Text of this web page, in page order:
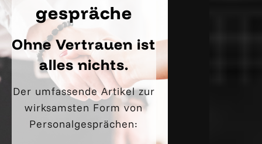
gespräche
Ohne Vertrauen ist
alles nichts.
Der umfassende Artikel zur
wirksamsten Form von
Personalgesprächen: